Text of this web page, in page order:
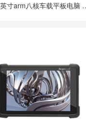
10.1英寸arm八